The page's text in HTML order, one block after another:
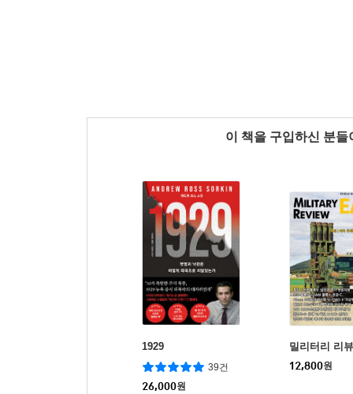
이 책을 구입하신 분
1929
39건
26,000원
밀리터리 리
12,800원